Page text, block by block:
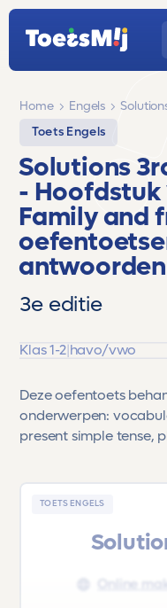
Home Engels
Toets Engels
Solutions
- Hoofdstuk
Family and
antwoorden
3e editie
Klas 1-2|havo/vwo
Deze oefentoets
onderwerpen:
present simple tense,
TOETS ENGELS
Online